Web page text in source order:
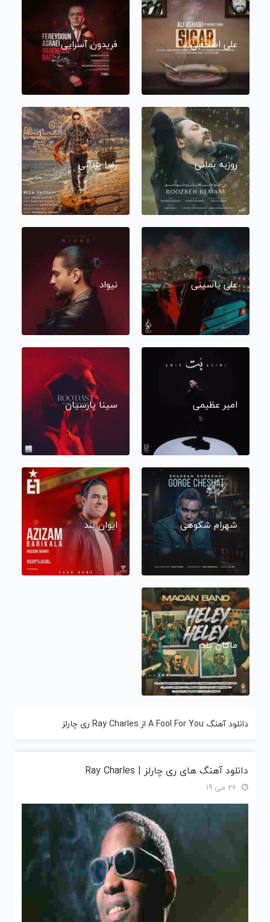
علی اصحابی فریدون آسرایی
روزبه بمانی رضا یزدانی
علی یاسینی نیواد
امیر عظیمی سینا پارسیان
شهرام شکوهی ایوان بند
ماکان بند
دانلود آهنگ A Fool For You از Ray Charles ری چارلز
دانلود آهنگ های ری چارلز | Ray Charles